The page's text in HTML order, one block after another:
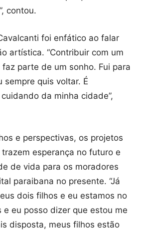
contou.
foi enfático ao falar
artística. “Contribuir com um
parte de um sonho. Fui para
sempre quis voltar. É
da minha cidade”,
e perspectivas, os projetos
trazem esperança no futuro e
de vida para os moradores
paraibana no presente. “Já
dois filhos e eu estamos no
e eu posso dizer que estou me
disposta, meus filhos estão